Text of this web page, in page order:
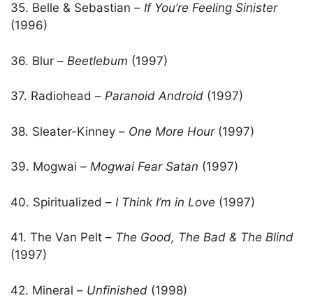
35. Belle & Sebastian – If You’re Feeling Sinister
(1996)
36. Blur – Beetlebum (1997)
37. Radiohead – Paranoid Android (1997)
38. Sleater-Kinney – One More Hour(1997)
39. Mogwai – Mogwai Fear Satan (1997)
40. Spiritualized – I Think I’m in Love (1997)
41. The Van Pelt – The Good, The Bad & The Blind
(1997)
42. Mineral – Unfinished (1998)